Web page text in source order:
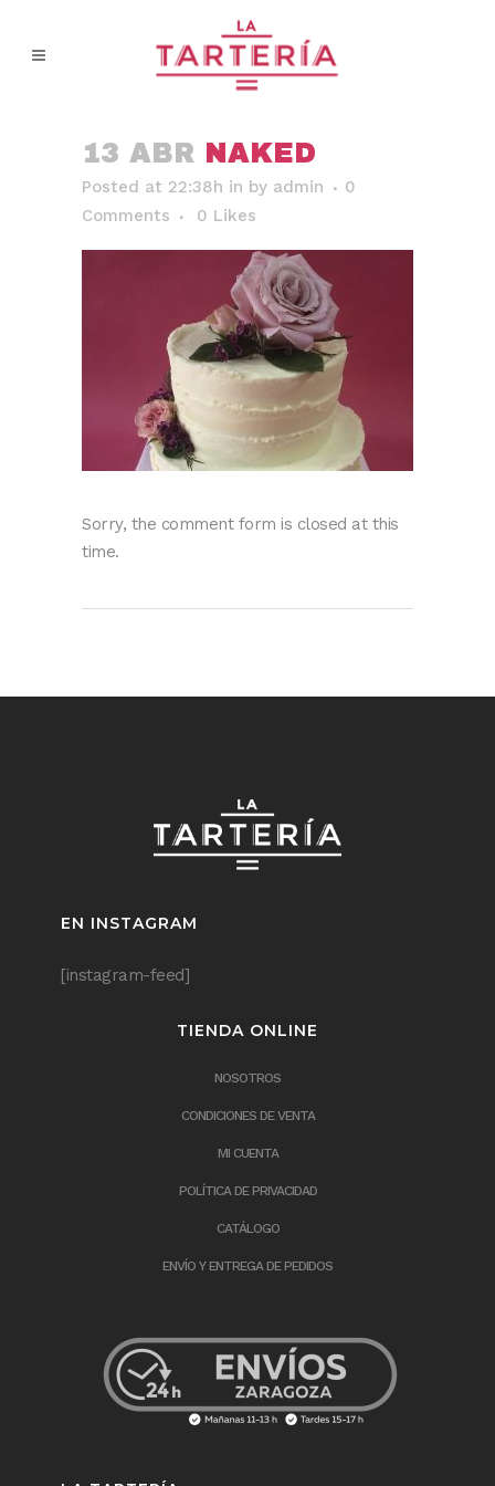
13 ABR NAKED
Posted at 22:38h in by admin
0
Comments
0 Likes
Sorry, the comment form is closed at this
time.
EN INSTAGRAM
[instagram-feed]
TIENDA ONLINE
NOSOTROS
CONDICIONES DE VENTA
MI CUENTA
POLÍTICA DE PRIVACIDAD
CATÁLOGO
ENVÍO Y ENTREGA DE PEDIDOS